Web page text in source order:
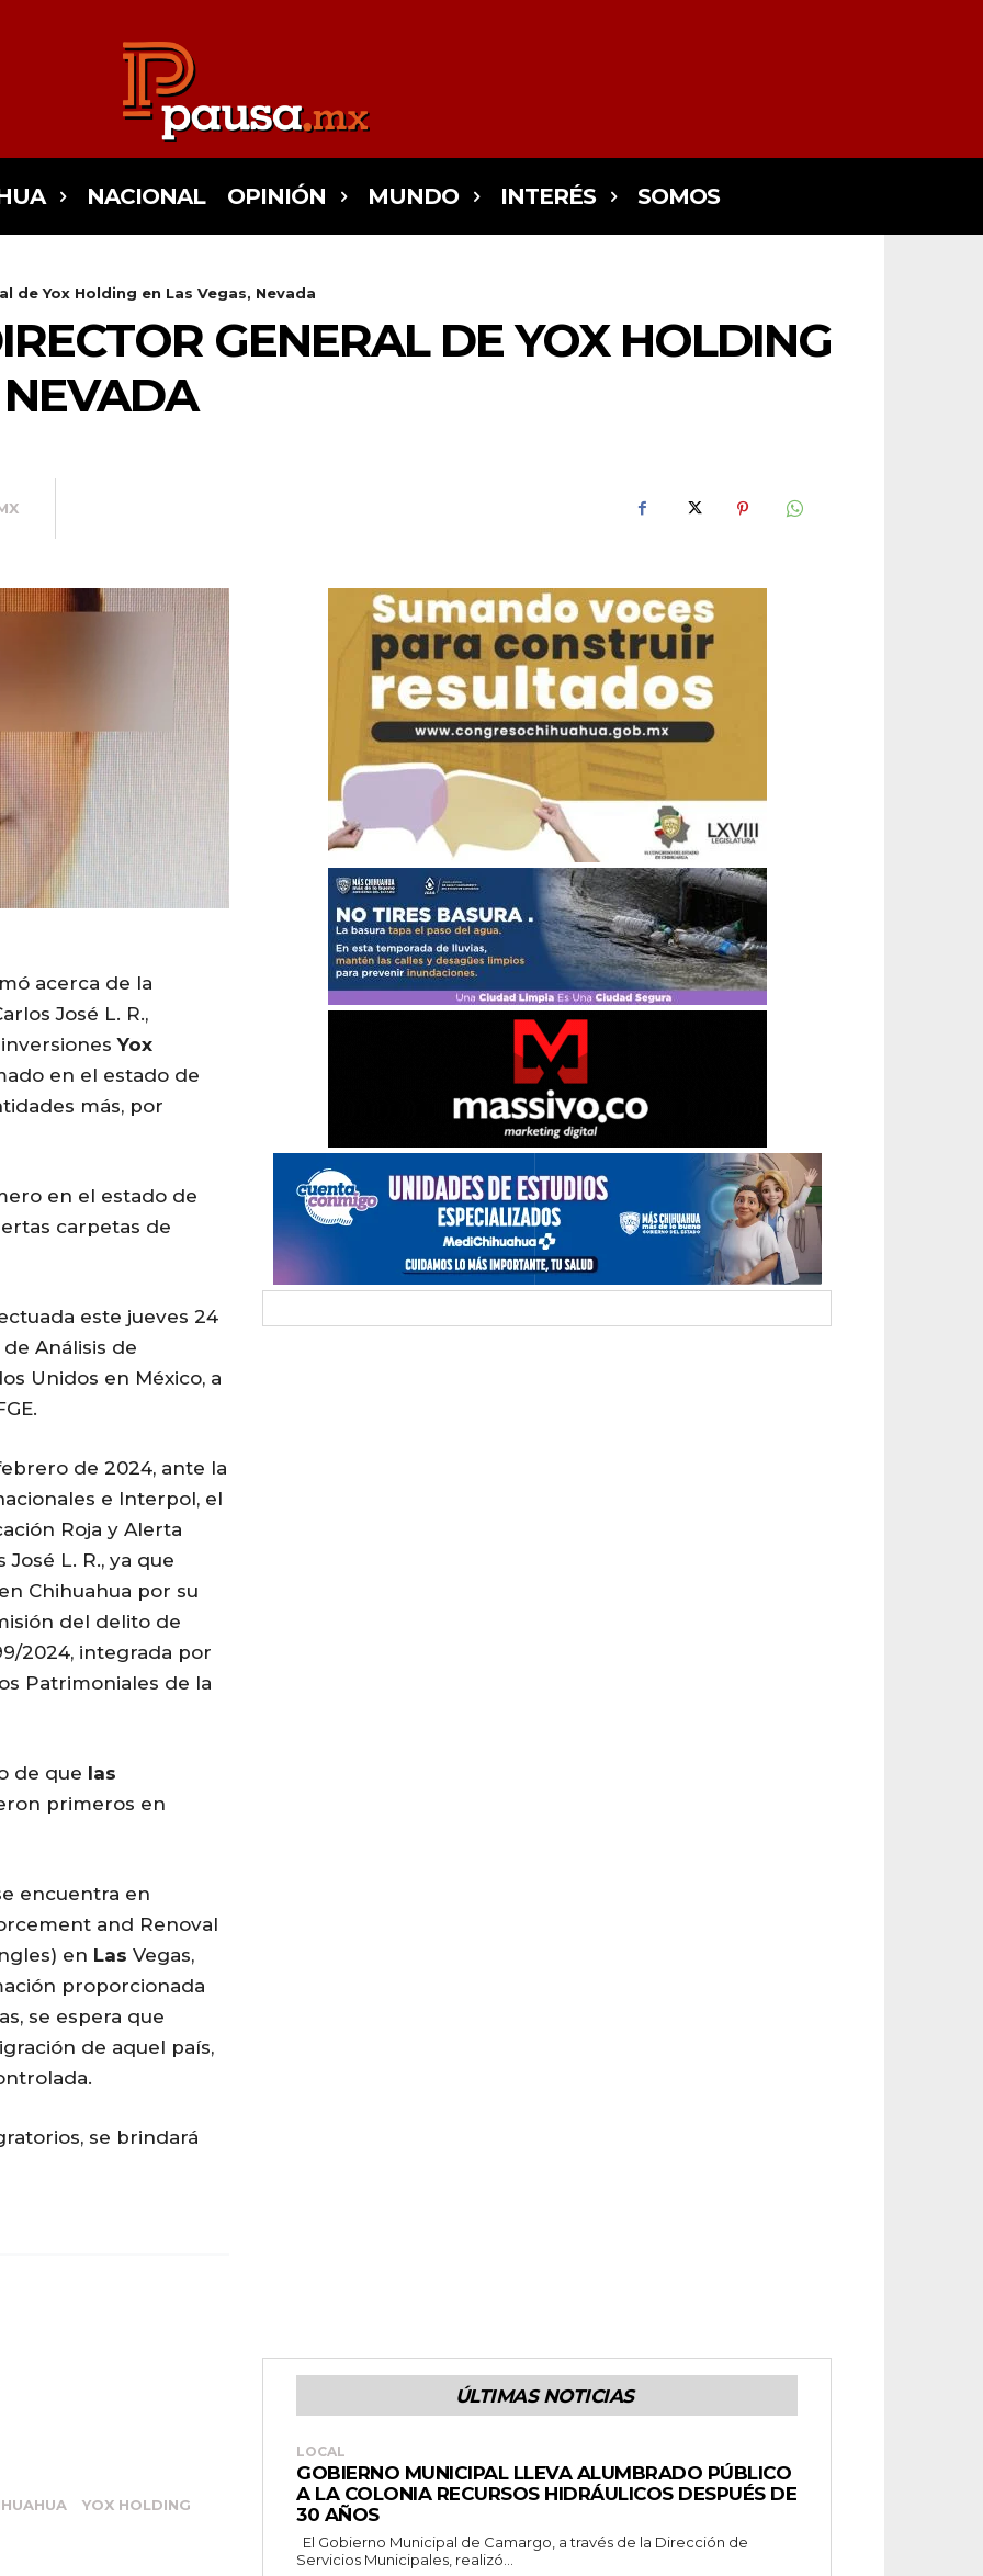
NACIONAL OPINIÓN MUNDO INTERÉS SOMOS
de Yox Holding en Las Vegas, Nevada
GENERAL DE YOX HOLDING
acerca de la
José L. R.,
Yox
en el estado de
más, por
en el estado de
carpetas de
este jueves 24
Análisis de
Unidos en México, a
de 2024, ante la
e Interpol, el
Roja y Alerta
L. R., ya que
Chihuahua por su
del delito de
2024, integrada por
Patrimoniales de la
de que las
primeros en
encuentra en
and Renoval
en Las Vegas,
proporcionada
se espera que
de aquel país,
se brindará
YOX HOLDING
ÚLTIMAS NOTICIAS
LOCAL
GOBIERNO MUNICIPAL LLEVA ALUMBRADO PÚBLICO
A LA COLONIA RECURSOS HIDRÁULICOS DESPUÉS DE
30 AÑOS
Servicios Municipales, realizó...